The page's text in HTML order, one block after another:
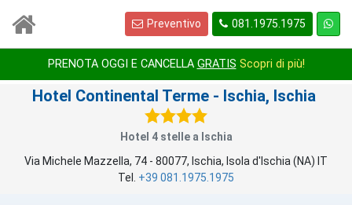
Preventivo 081.1975.1975
PRENOTA OGGI E CANCELLA GRATIS Scopri di più!
1/1
Hotel Continental Terme - Ischia, Ischia
Hotel 4 stelle a Ischia
Via Michele Mazzella, 74 - 80077, Ischia, Isola d'Ischia (NA) IT
Tel. +39 081.1975.1975